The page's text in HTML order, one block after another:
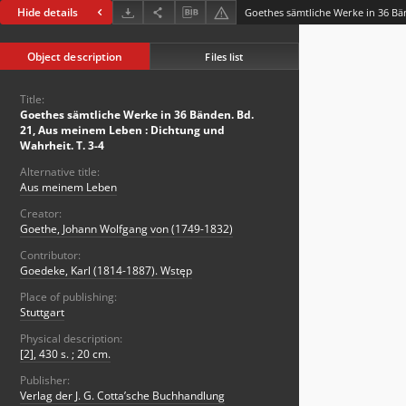
Hide details
Object description Files list
Title:
Goethes sämtliche Werke in 36 Bänden. Bd.
21, Aus meinem Leben : Dichtung und
Wahrheit. T. 3-4
Alternative title:
Aus meinem Leben
Creator:
Goethe, Johann Wolfgang von (1749-1832)
Contributor:
Goedeke, Karl (1814-1887). Wstęp
Place of publishing:
Stuttgart
Physical description:
[2], 430 s. ; 20 cm.
Publisher:
Verlag der J. G. Cotta’sche Buchhandlung